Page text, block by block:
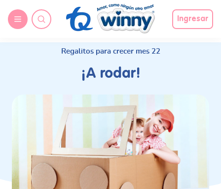
Ingresar
Regalitos para crecer mes 22
¡A rodar!